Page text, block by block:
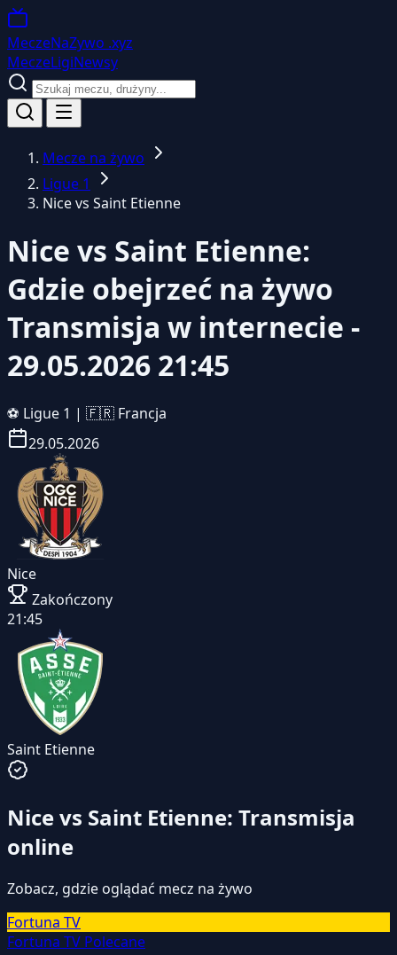
MeczeNaZywo .xyz
MeczeLigiNewsy
Mecze na żywo
Ligue 1
Nice vs Saint Etienne
Nice vs Saint Etienne:
Gdzie obejrzeć na żywo
Transmisja w internecie -
29.05.2026 21:45
⚽ Ligue 1 | 🇫🇷 Francja
29.05.2026
Nice
Zakończony
21:45
Saint Etienne
Nice vs Saint Etienne: Transmisja
online
Zobacz, gdzie oglądać mecz na żywo
Fortuna TV
Fortuna TV Polecane